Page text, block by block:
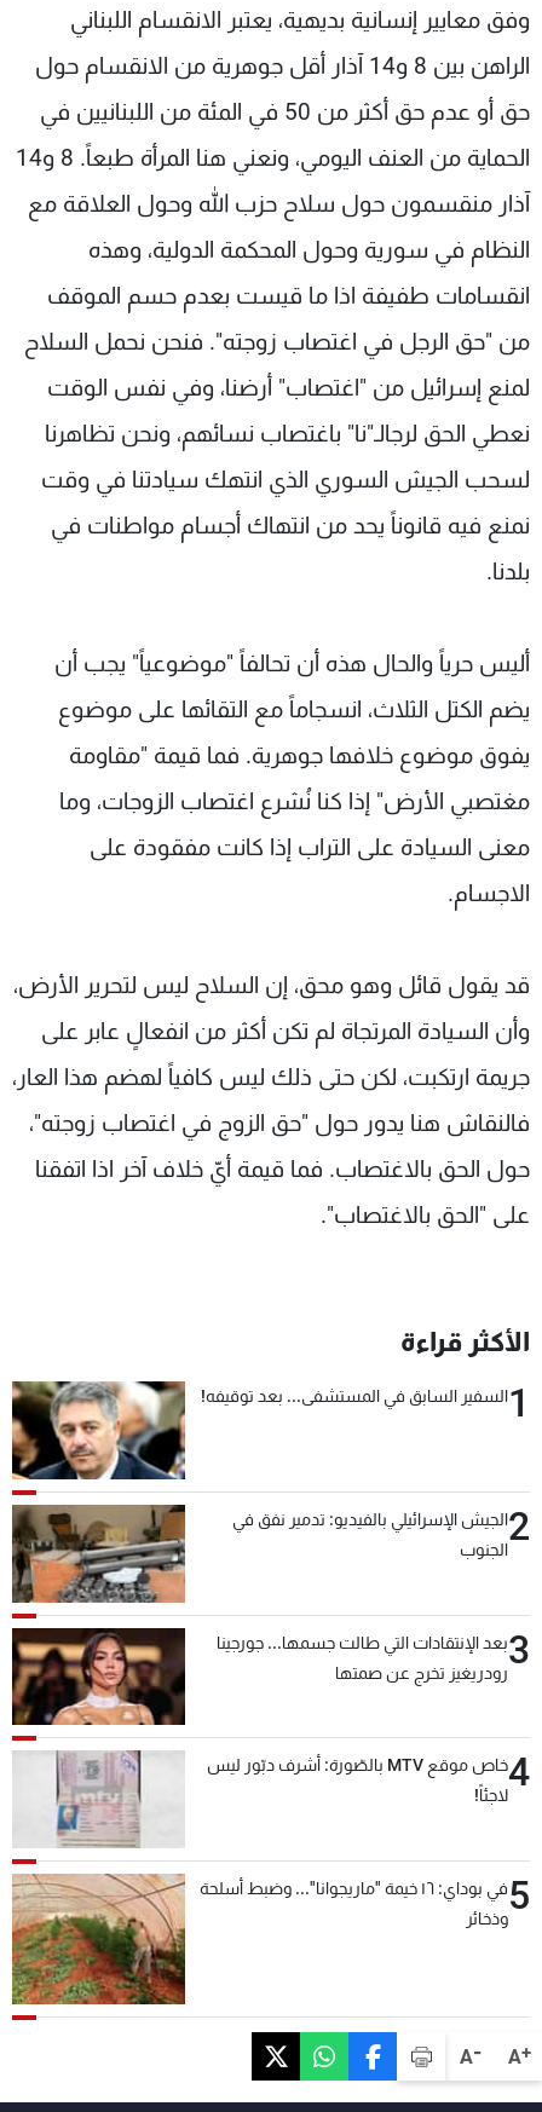
A+
A-
وفق معايير إنسانية بديهية، يعتبر الانقسام اللبناني
الراهن بين 8 و14 آذار أقل جوهرية من الانقسام حول
حق أو عدم حق أكثر من 50 في المئة من اللبنانيين في
الحماية من العنف اليومي، ونعني هنا المرأة طبعاً. 8 و14
آذار منقسمون حول سلاح حزب الله وحول العلاقة مع
النظام في سورية وحول المحكمة الدولية، وهذه
انقسامات طفيفة اذا ما قيست بعدم حسم الموقف
من "حق الرجل في اغتصاب زوجته". فنحن نحمل السلاح
لمنع إسرائيل من "اغتصاب" أرضنا، وفي نفس الوقت
نعطي الحق لرجالـ"نا" باغتصاب نسائهم، ونحن تظاهرنا
لسحب الجيش السوري الذي انتهك سيادتنا في وقت
نمنع فيه قانوناً يحد من انتهاك أجسام مواطنات في
بلدنا.
أليس حرياً والحال هذه أن تحالفاً "موضوعياً" يجب أن
يضم الكتل الثلاث، انسجاماً مع التقائها على موضوع
يفوق موضوع خلافها جوهرية. فما قيمة "مقاومة
مغتصبي الأرض" إذا كنا نُشرع اغتصاب الزوجات، وما
معنى السيادة على التراب إذا كانت مفقودة على
الاجسام.
قد يقول قائل وهو محق، إن السلاح ليس لتحرير الأرض،
وأن السيادة المرتجاة لم تكن أكثر من انفعالٍ عابر على
جريمة ارتكبت، لكن حتى ذلك ليس كافياً لهضم هذا العار،
فالنقاش هنا يدور حول "حق الزوج في اغتصاب زوجته"،
حول الحق بالاغتصاب. فما قيمة أيّ خلاف آخر اذا اتفقنا
على "الحق بالاغتصاب".
الأكثر قراءة
1السفير السابق في المستشفى... بعد توقيفه!
2الجيش الإسرائيلي بالفيديو: تدمير نفق في
الجنوب
3بعد الإنتقادات التي طالت جسمها... جورجينا
رودريغيز تخرج عن صمتها
4
خاص موقع MTV بالصّورة: أشرف دبّور ليس
لاجئاً!
5
في بوداي: ١٦ خيمة "ماريجوانا"... وضبط أسلحة
وذخائر